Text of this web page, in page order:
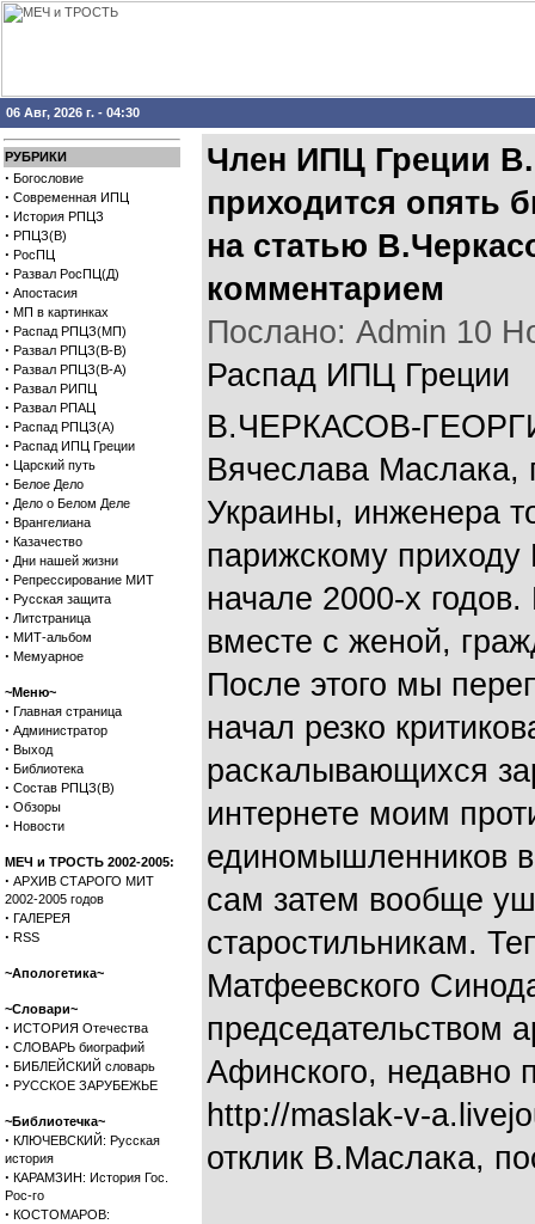
06 Авг, 2026 г. - 04:30
РУБРИКИ
· Богословие
· Современная ИПЦ
· История РПЦЗ
· РПЦЗ(В)
· РосПЦ
· Развал РосПЦ(Д)
· Апостасия
· МП в картинках
· Распад РПЦЗ(МП)
· Развал РПЦЗ(В-В)
· Развал РПЦЗ(В-А)
· Развал РИПЦ
· Развал РПАЦ
· Распад РПЦЗ(А)
· Распад ИПЦ Греции
· Царский путь
· Белое Дело
· Дело о Белом Деле
· Врангелиана
· Казачество
· Дни нашей жизни
· Репрессирование МИТ
· Русская защита
· Литстраница
· МИТ-альбом
· Мемуарное
~Меню~
· Главная страница
· Администратор
· Выход
· Библиотека
· Состав РПЦЗ(В)
· Обзоры
· Новости
МЕЧ и ТРОСТЬ 2002-2005:
· АРХИВ СТАРОГО МИТ
2002-2005 годов
· ГАЛЕРЕЯ
· RSS
~Апологетика~
~Словари~
· ИСТОРИЯ Отечества
· СЛОВАРЬ биографий
· БИБЛЕЙСКИЙ словарь
· РУССКОЕ ЗАРУБЕЖЬЕ
~Библиотечка~
· КЛЮЧЕВСКИЙ: Русская
история
· КАРАМЗИН: История Гос.
Рос-го
· КОСТОМАРОВ:
Член ИПЦ Греции
приходится опять
на статью
комментарием
Послано: Admin 10
Распад ИПЦ Греции
В.ЧЕРКАСОВ-
Вячеслава Маслака,
Украины, инженера
парижскому
начале 2000-х
вместе с женой,
После этого мы
начал резко
раскалывающихся
интернете моим
единомышленников
сам затем вообще
старостильникам.
Матфеевского
председательством
Афинского, недавно
http://maslak-v-
отклик В.Маслака,